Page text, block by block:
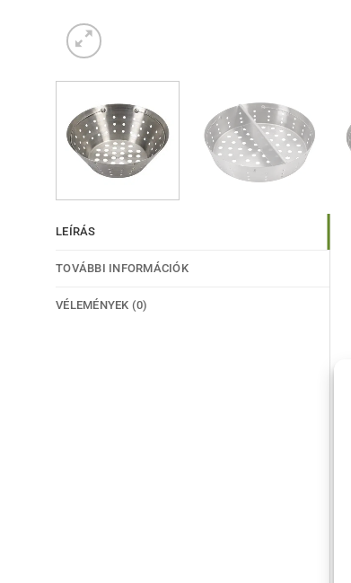
LEÍRÁS
TOVÁBBI INFORMÁCIÓK
VÉLEMÉNYEK (0)